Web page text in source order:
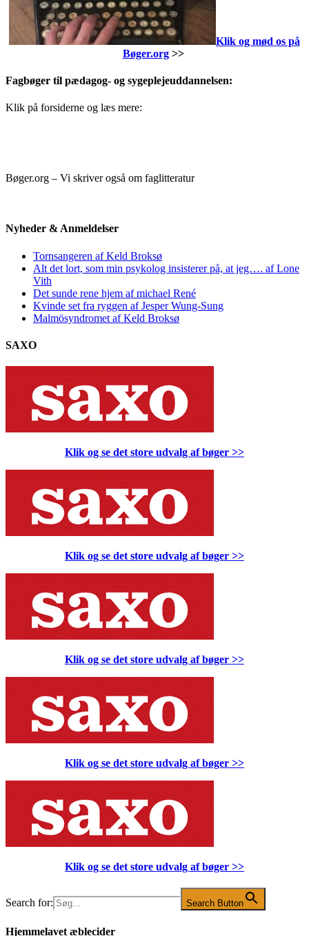
Klik og mød os på
Bøger.org>>
Fagbøger til pædagog- og sygeplejeuddannelsen:
Klik på forsiderne og læs mere:
Bøger.org – Vi skriver også om faglitteratur
Nyheder & Anmeldelser
Tornsangeren af Keld Broksø
Alt det lort, som min psykolog insisterer på, at jeg…. af Lone
Vith
Det sunde rene hjem af michael René
Kvinde set fra ryggen af Jesper Wung-Sung
Malmösyndromet af Keld Broksø
SAXO
Klik og se det store udvalg af bøger >>
Klik og se det store udvalg af bøger >>
Klik og se det store udvalg af bøger >>
Klik og se det store udvalg af bøger >>
Klik og se det store udvalg af bøger >>
Search for: Search Button
Hjemmelavet æblecider